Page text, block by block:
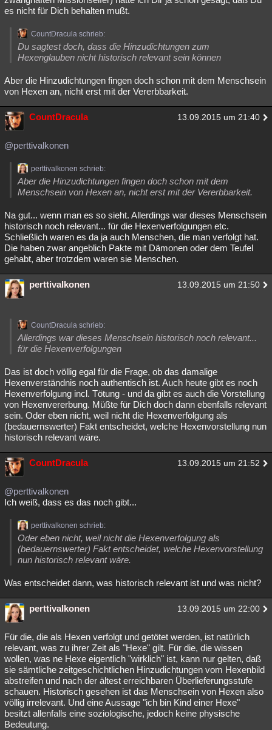
es nicht für Dich behalten mußt.
CountDracula schrieb:
Du sagtest doch, dass die Hinzudichtungen zum
Hexenglauben nicht historisch relevant sein können
Aber die Hinzudichtungen fingen doch schon mit dem Menschsein
von Hexen an, nicht erst mit der Vererbbarkeit.
CountDracula 13.09.2015 um 21:40
@perttivalkonen
perttivalkonen schrieb:
Aber die Hinzudichtungen fingen doch schon mit dem
Menschsein von Hexen an, nicht erst mit der Vererbbarkeit.
Na gut... wenn man es so sieht. Allerdings war dieses Menschsein
historisch noch relevant... für die Hexenverfolgungen etc.
Schließlich waren es da ja auch Menschen, die man verfolgt hat.
Die haben zwar angeblich Pakte mit Dämonen oder dem Teufel
gehabt, aber trotzdem waren sie Menschen.
perttivalkonen 13.09.2015 um 21:50
CountDracula schrieb:
Allerdings war dieses Menschsein historisch noch relevant...
für die Hexenverfolgungen
Das ist doch völlig egal für die Frage, ob das damalige
Hexenverständnis noch authentisch ist. Auch heute gibt es noch
Hexenverfolgung incl. Tötung - und da gibt es auch die Vorstellung
von Hexenvererbung. Müßte für Dich doch dann ebenfalls relevant
sein. Oder eben nicht, weil nicht die Hexenverfolgung als
(bedauernswerter) Fakt entscheidet, welche Hexenvorstellung nun
historisch relevant wäre.
CountDracula 13.09.2015 um 21:52
@perttivalkonen
Ich weiß, dass es das noch gibt...
perttivalkonen schrieb:
Oder eben nicht, weil nicht die Hexenverfolgung als
(bedauernswerter) Fakt entscheidet, welche Hexenvorstellung
nun historisch relevant wäre.
Was entscheidet dann, was historisch relevant ist und was nicht?
perttivalkonen 13.09.2015 um 22:00
Für die, die als Hexen verfolgt und getötet werden, ist natürlich
relevant, was zu ihrer Zeit als "Hexe" gilt. Für die, die wissen
wollen, was ne Hexe eigentlich "wirklich" ist, kann nur gelten, daß
sie sämtliche zeitgeschichtlichen Hinzudichtungen vom Hexenbild
abstreifen und nach der ältest erreichbaren Überlieferungsstufe
schauen. Historisch gesehen ist das Menschsein von Hexen also
völlig irrelevant. Und eine Aussage "ich bin Kind einer Hexe"
besitzt allenfalls eine soziologische, jedoch keine physische
Bedeutung.